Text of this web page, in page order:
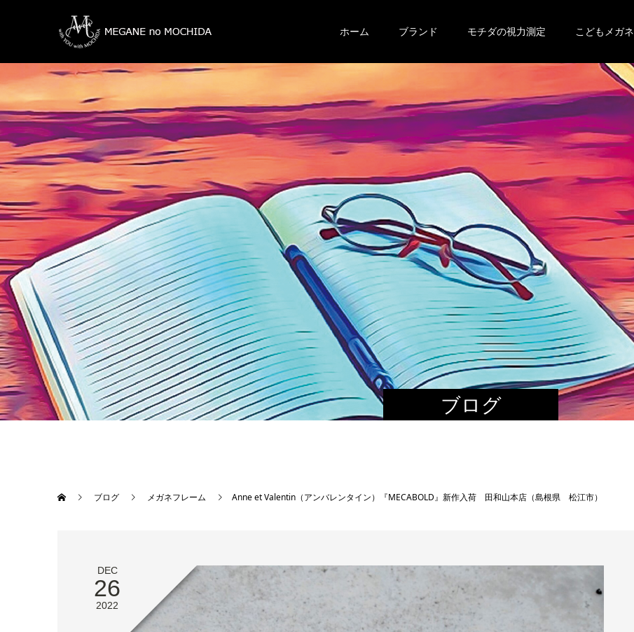
ホーム ブランド モチダの視力測定 こどもメガネ
ブログ
ブログ メガネフレーム Anne et Valentin（アンバレンタイン）『MECABOLD』新作入荷 田和山本店（島根県 松江市）
DEC
26
2022